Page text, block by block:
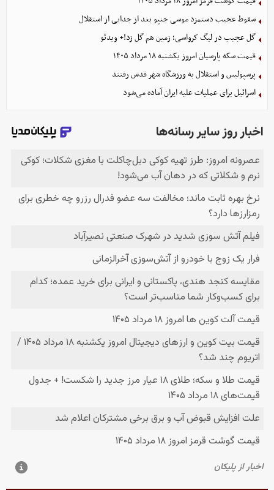
سقوط عجیب دستمزد موسی جنپو بعد از جدایی از استقلال
گل عجیب در لیگ کرواسی؛ زمین هم گل زد!+ ویدئو
قیمت سکه پارسیان امروز یکشنبه ۱۸ مرداد ۱۴۰۵
پرسپولیس و استقلال به ورزشگاه شهر قدس رفتند
اسرائیل برای عملیات علیه ایران آماده می‌شود